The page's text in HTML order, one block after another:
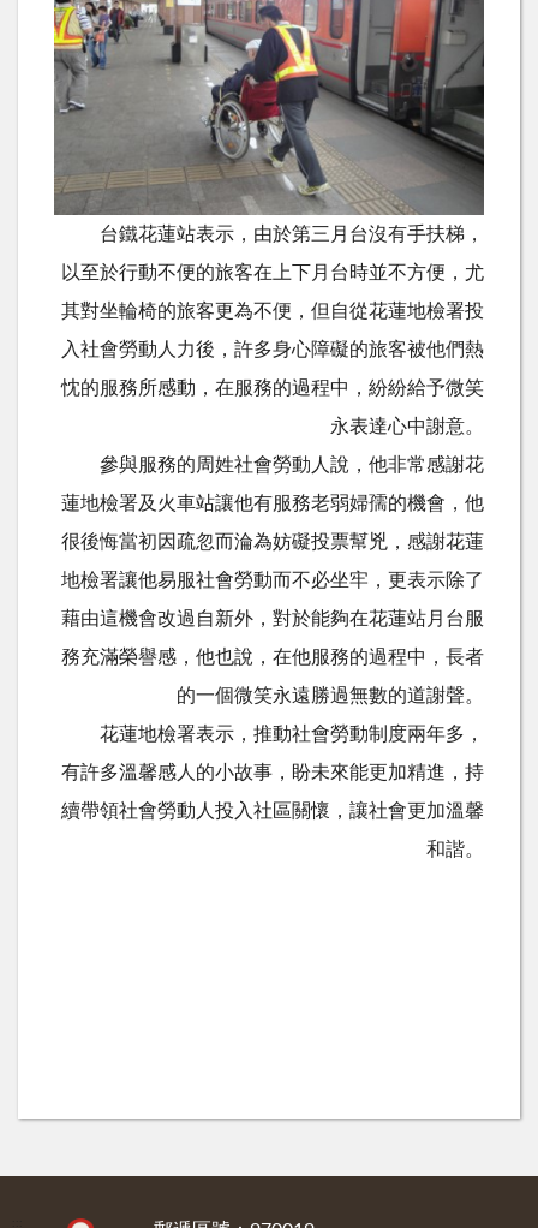
台鐵花蓮站表示，由於第三月台沒有手扶梯，
以至於行動不便的旅客在上下月台時並不方便，尤
其對坐輪椅的旅客更為不便，但自從花蓮地檢署投
入社會勞動人力後，許多身心障礙的旅客被他們熱
忱的服務所感動，在服務的過程中，紛紛給予微笑
永表達心中謝意。
參與服務的周姓社會勞動人說，他非常感謝花
蓮地檢署及火車站讓他有服務老弱婦孺的機會，他
很後悔當初因疏忽而淪為妨礙投票幫兇，感謝花蓮
地檢署讓他易服社會勞動而不必坐牢，更表示除了
藉由這機會改過自新外，對於能夠在花蓮站月台服
務充滿榮譽感，他也說，在他服務的過程中，長者
的一個微笑永遠勝過無數的道謝聲。
花蓮地檢署表示，推動社會勞動制度兩年多，
有許多溫馨感人的小故事，盼未來能更加精進，持
續帶領社會勞動人投入社區關懷，讓社會更加溫馨
和諧。